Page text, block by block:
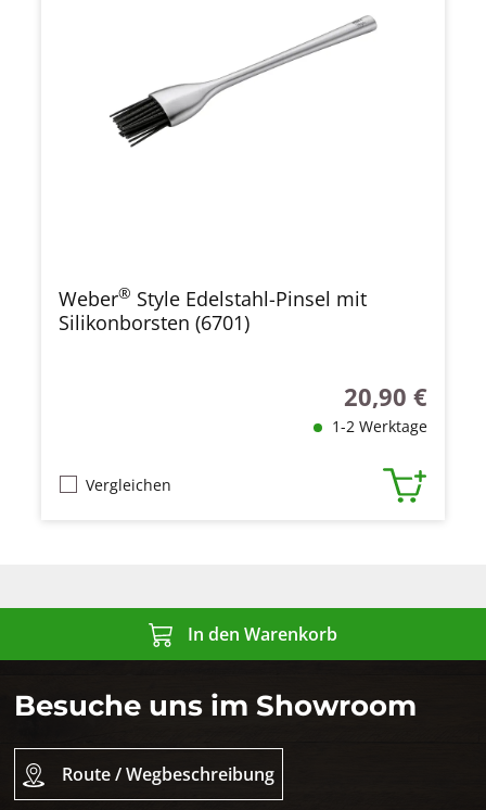
Weber® Style Edelstahl-Pinsel mit
Silikonborsten (6701)
Regulärer Preis:
20,90 €
1-2 Werktage
Vergleichen
In den Warenkorb
Besuche uns im Showroom
Route / Wegbeschreibung